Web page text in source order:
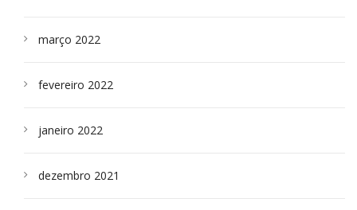
março 2022
fevereiro 2022
janeiro 2022
dezembro 2021